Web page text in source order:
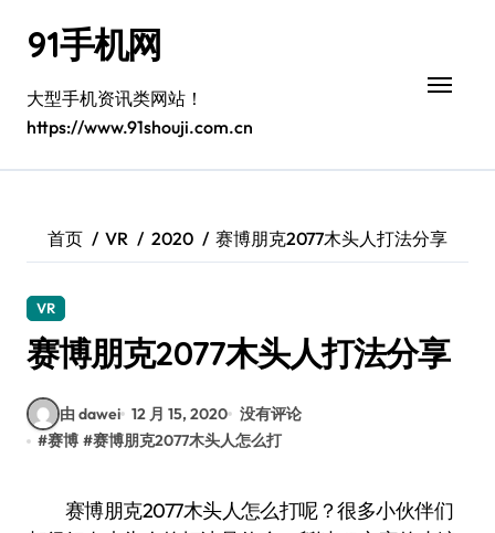
91手机网
大型手机资讯类网站！
https://www.91shouji.com.cn
首页 VR 2020 赛博朋克2077木头人打法分享
VR
赛博朋克2077木头人打法分享
由 dawei 12 月 15, 2020 没有评论
#赛博 #赛博朋克2077木头人怎么打
赛博朋克2077木头人怎么打呢？很多小伙伴们